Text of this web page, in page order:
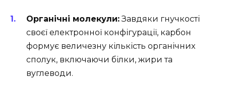
Органічні молекули:Завдяки гнучкості
своєї електронної конфігурації, карбон
формує величезну кількість органічних
сполук, включаючи білки, жири та
вуглеводи.